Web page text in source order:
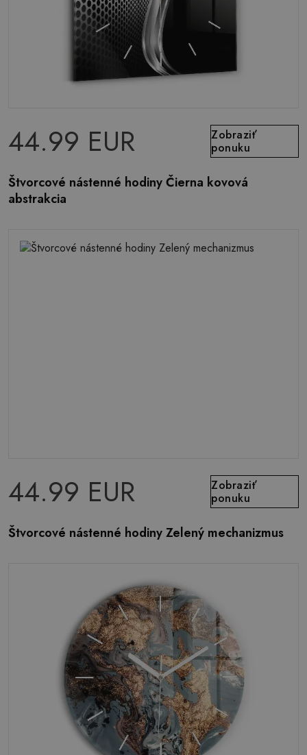
44.99 EUR
Zobraziť
ponuku
Štvorcové nástenné hodiny Čierna kovová
abstrakcia
44.99 EUR
Zobraziť
ponuku
Štvorcové nástenné hodiny Zelený mechanizmus